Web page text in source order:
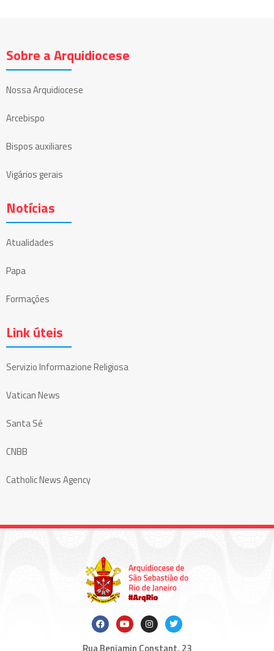
Sobre a Arquidiocese
Nossa Arquidiocese
Arcebispo
Bispos auxiliares
Vigários gerais
Notícias
Atualidades
Papa
Formações
Link úteis
Servizio Informazione Religiosa
Vatican News
Santa Sé
CNBB
Catholic News Agency
Rua Benjamin Constant, 23